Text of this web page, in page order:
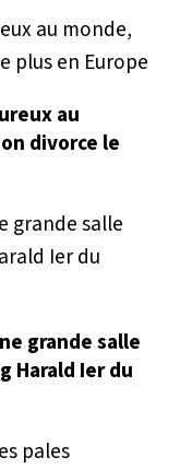
au
divorce le
grande salle
Harald Ier du